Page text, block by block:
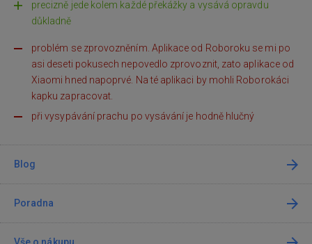
precizně jede kolem každé překážky a vysává opravdu
důkladně
problém se zprovozněním. Aplikace od Roboroku se mi po
asi deseti pokusech nepovedlo zprovoznit, zato aplikace od
Xiaomi hned napoprvé. Na té aplikaci by mohli Roborokáci
kapku zapracovat.
při vysypávání prachu po vysávání je hodně hlučný
Blog
Poradna